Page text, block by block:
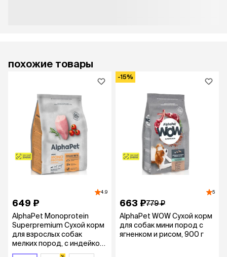
похожие товары
4.9
649 ₽
AlphaPet Monoprotein
Superpremium Сухой корм
для взрослых собак
мелких пород, с индейкой,
500 гр.
-15%
5
663 ₽779 ₽
AlphaPet WOW Сухой корм
для собак мини пород с
ягненком и рисом, 900 г